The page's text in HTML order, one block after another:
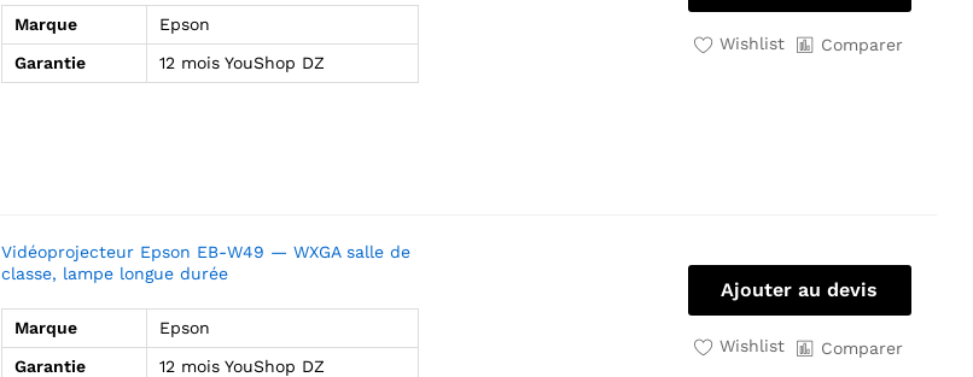
Marque
Epson
Garantie
12 mois YouShop DZ
Wishlist Comparer
Vidéoprojecteur Epson EB-W49 — WXGA salle de
classe, lampe longue durée
Marque
Epson
Garantie
12 mois YouShop DZ
Ajouter au devis
Wishlist Comparer